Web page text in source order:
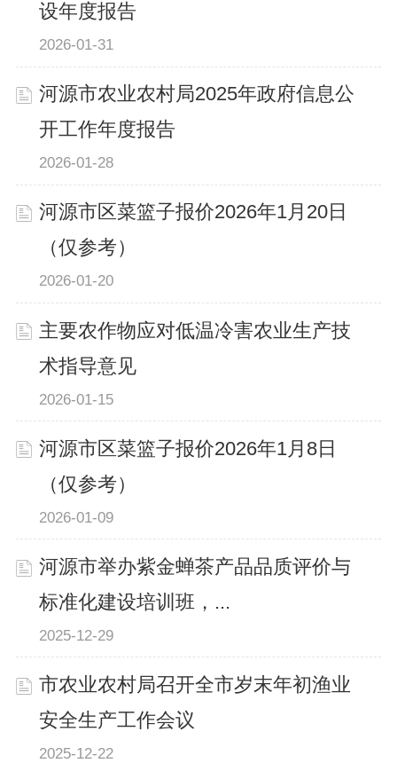
设年度报告
2026-01-31
河源市农业农村局2025年政府信息公
开工作年度报告
2026-01-28
河源市区菜篮子报价2026年1月20日
（仅参考）
2026-01-20
主要农作物应对低温冷害农业生产技
术指导意见
2026-01-15
河源市区菜篮子报价2026年1月8日
（仅参考）
2026-01-09
河源市举办紫金蝉茶产品品质评价与
标准化建设培训班，...
2025-12-29
市农业农村局召开全市岁末年初渔业
安全生产工作会议
2025-12-22